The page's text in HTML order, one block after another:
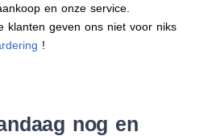
en onze service.
klanten geven ons niet voor niks
!
nog en